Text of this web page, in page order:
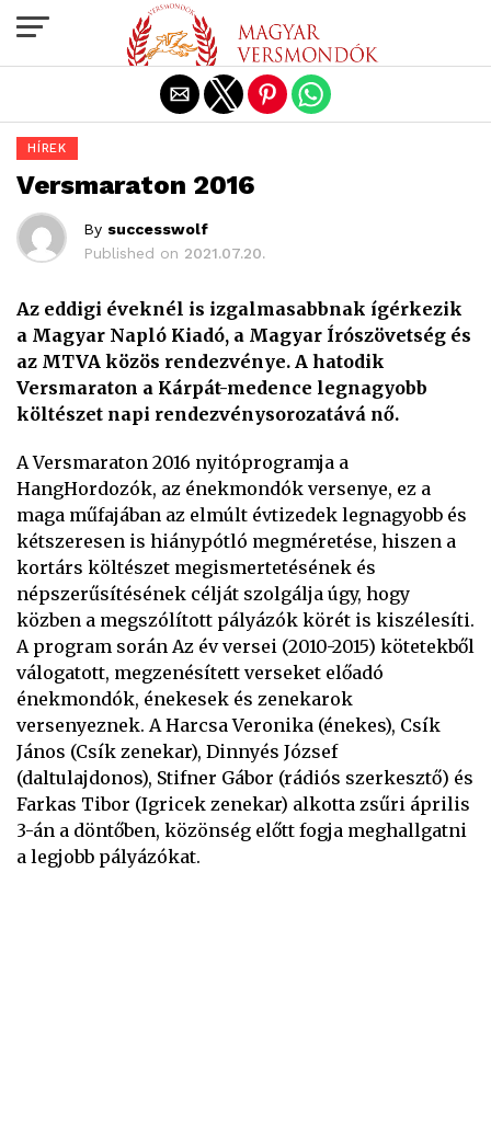
HÍREK
Versmaraton 2016
By successwolf
Published on 2021.07.20.
Az eddigi éveknél is izgalmasabbnak ígérkezik
a Magyar Napló Kiadó, a Magyar Írószövetség és
az MTVA közös rendezvénye. A hatodik
Versmaraton a Kárpát-medence legnagyobb
költészet napi rendezvénysorozatává nő.
A Versmaraton 2016 nyitóprogramja a
HangHordozók, az énekmondók versenye, ez a
maga műfajában az elmúlt évtizedek legnagyobb és
kétszeresen is hiánypótló megméretése, hiszen a
kortárs költészet megismertetésének és
népszerűsítésének célját szolgálja úgy, hogy
közben a megszólított pályázók körét is kiszélesíti.
A program során Az év versei (2010-2015) kötetekből
válogatott, megzenésített verseket előadó
énekmondók, énekesek és zenekarok
versenyeznek. A Harcsa Veronika (énekes), Csík
János (Csík zenekar), Dinnyés József
(daltulajdonos), Stifner Gábor (rádiós szerkesztő) és
Farkas Tibor (Igricek zenekar) alkotta zsűri április
3-án a döntőben, közönség előtt fogja meghallgatni
a legjobb pályázókat.
Exit mobile version